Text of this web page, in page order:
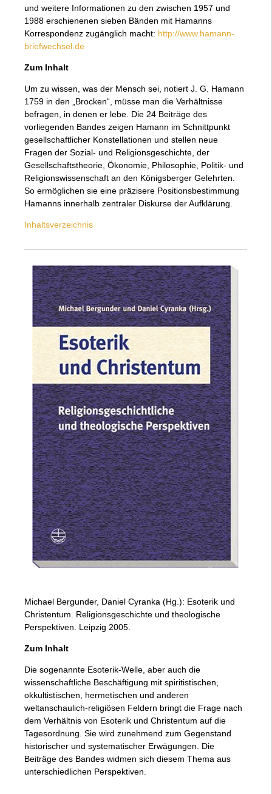
und weitere Informationen zu den zwischen 1957 und
1988 erschienenen sieben Bänden mit Hamanns
Korrespondenz zugänglich macht: http://www.hamann-
briefwechsel.de
Zum Inhalt
Um zu wissen, was der Mensch sei, notiert J. G. Hamann
1759 in den „Brocken“, müsse man die Verhältnisse
befragen, in denen er lebe. Die 24 Beiträge des
vorliegenden Bandes zeigen Hamann im Schnittpunkt
gesellschaftlicher Konstellationen und stellen neue
Fragen der Sozial- und Religionsgeschichte, der
Gesellschaftstheorie, Ökonomie, Philosophie, Politik- und
Religionswissenschaft an den Königsberger Gelehrten.
So ermöglichen sie eine präzisere Positionsbestimmung
Hamanns innerhalb zentraler Diskurse der Aufklärung.
Inhaltsverzeichnis
Michael Bergunder, Daniel Cyranka (Hg.): Esoterik und
Christentum. Religionsgeschichte und theologische
Perspektiven. Leipzig 2005.
Zum Inhalt
Die sogenannte Esoterik-Welle, aber auch die
wissenschaftliche Beschäftigung mit spiritistischen,
okkultistischen, hermetischen und anderen
weltanschaulich-religiösen Feldern bringt die Frage nach
dem Verhältnis von Esoterik und Christentum auf die
Tagesordnung. Sie wird zunehmend zum Gegenstand
historischer und systematischer Erwägungen. Die
Beiträge des Bandes widmen sich diesem Thema aus
unterschiedlichen Perspektiven.